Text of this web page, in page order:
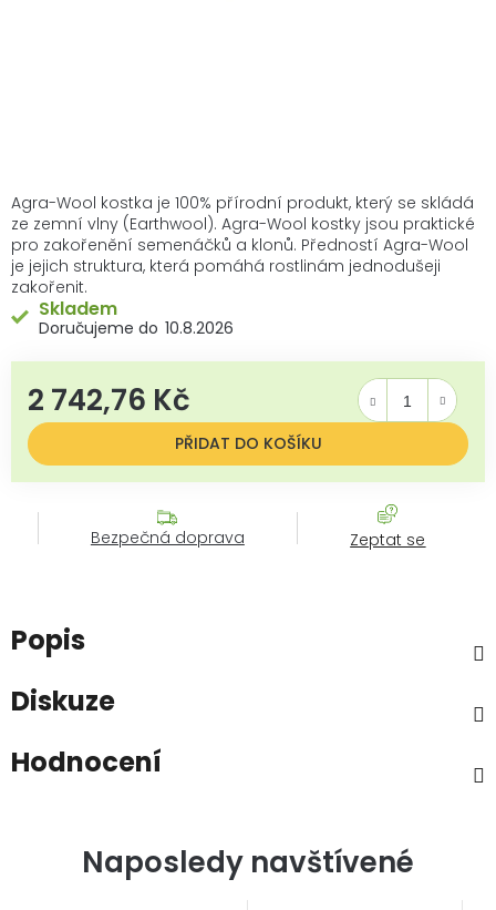
Agra-Wool kostka je 100% přírodní produkt, který se skládá
ze zemní vlny (Earthwool). Agra-Wool kostky jsou praktické
pro zakořenění semenáčků a klonů. Předností Agra-Wool
je jejich struktura, která pomáhá rostlinám jednodušeji
zakořenit.
Skladem
10.8.2026
2 742,76 Kč
PŘIDAT DO KOŠÍKU
Bezpečná doprava Zeptat se
Popis
Diskuze
Hodnocení
Naposledy navštívené